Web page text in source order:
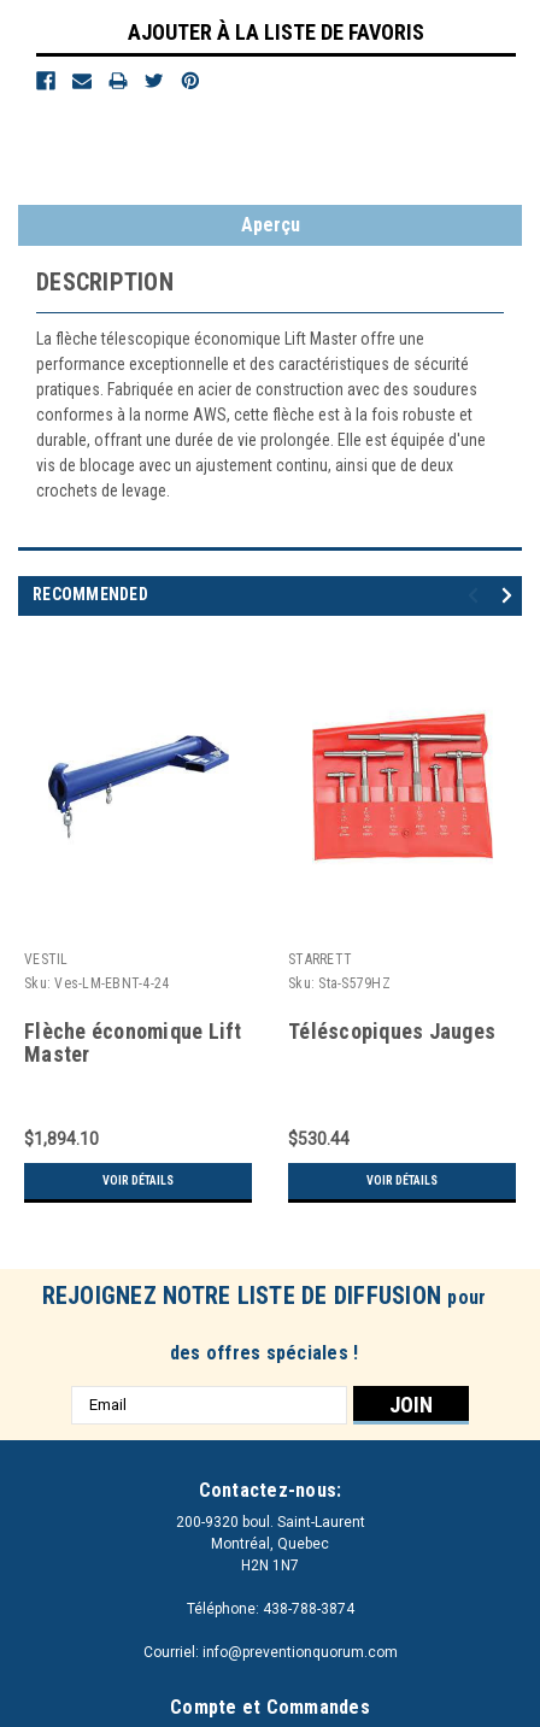
AJOUTER À LA LISTE DE FAVORIS
Aperçu
DESCRIPTION
La flèche télescopique économique Lift Master offre une
performance exceptionnelle et des caractéristiques de sécurité
pratiques. Fabriquée en acier de construction avec des soudures
conformes à la norme AWS, cette flèche est à la fois robuste et
durable, offrant une durée de vie prolongée. Elle est équipée d'une
vis de blocage avec un ajustement continu, ainsi que de deux
crochets de levage.
RECOMMENDED
VESTIL
Sku: Ves-LM-EBNT-4-24
Flèche économique Lift
Master
$1,894.10
VOIR DÉTAILS
STARRETT
Sku: Sta-S579HZ
Téléscopiques Jauges
$530.44
VOIR DÉTAILS
REJOIGNEZ NOTRE LISTE DE DIFFUSION pour
des offres spéciales !
Adresse
e-
Contactez-nous:
200-9320 boul. Saint-Laurent
Montréal, Quebec
H2N 1N7
Téléphone: 438-788-3874
Courriel: info@preventionquorum.com
Compte et Commandes